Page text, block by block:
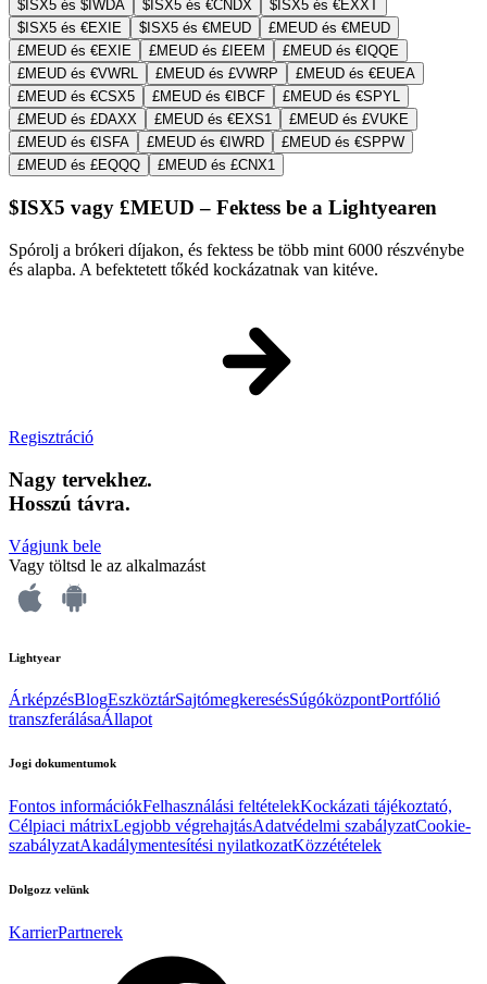
$ISX5 és $IWDA $ISX5 és €CNDX
$ISX5 és €EXXT
$ISX5 és €EXIE
$ISX5 és €MEUD
£MEUD és €MEUD
£MEUD és €EXIE
£MEUD és £IEEM
£MEUD és €IQQE
£MEUD és €VWRL
£MEUD és £VWRP
£MEUD és €EUEA
£MEUD és €CSX5
£MEUD és €IBCF
£MEUD és €SPYL
£MEUD és £DAXX
£MEUD és €EXS1
£MEUD és £VUKE
£MEUD és €ISFA
£MEUD és €IWRD
£MEUD és €SPPW
£MEUD és £EQQQ
£MEUD és £CNX1
$ISX5 vagy £MEUD – Fektess be a Lightyearen
Spórolj a brókeri díjakon, és fektess be több mint 6000 részvénybe
és alapba. A befektetett tőkéd kockázatnak van kitéve.
Regisztráció
Nagy tervekhez.
Hosszú távra.
Vágjunk bele
Vagy töltsd le az alkalmazást
Lightyear
ÁrképzésBlogEszköztárSajtómegkeresésSúgóközpontPortfólió
transzferálásaÁllapot
Jogi dokumentumok
Fontos információkFelhasználási feltételekKockázati tájékoztató,
Célpiaci mátrixLegjobb végrehajtásAdatvédelmi szabályzatCookie-
szabályzatAkadálymentesítési nyilatkozatKözzétételek
Dolgozz velünk
KarrierPartnerek